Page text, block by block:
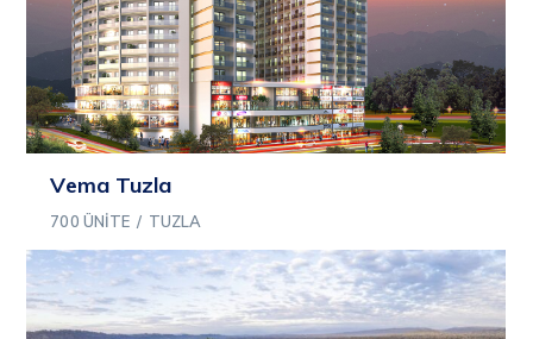
Vema Tuzla
700 ÜNITE / TUZLA